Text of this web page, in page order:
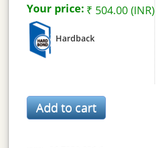
Your price: ₹ 504.00 (INR)
Hardback